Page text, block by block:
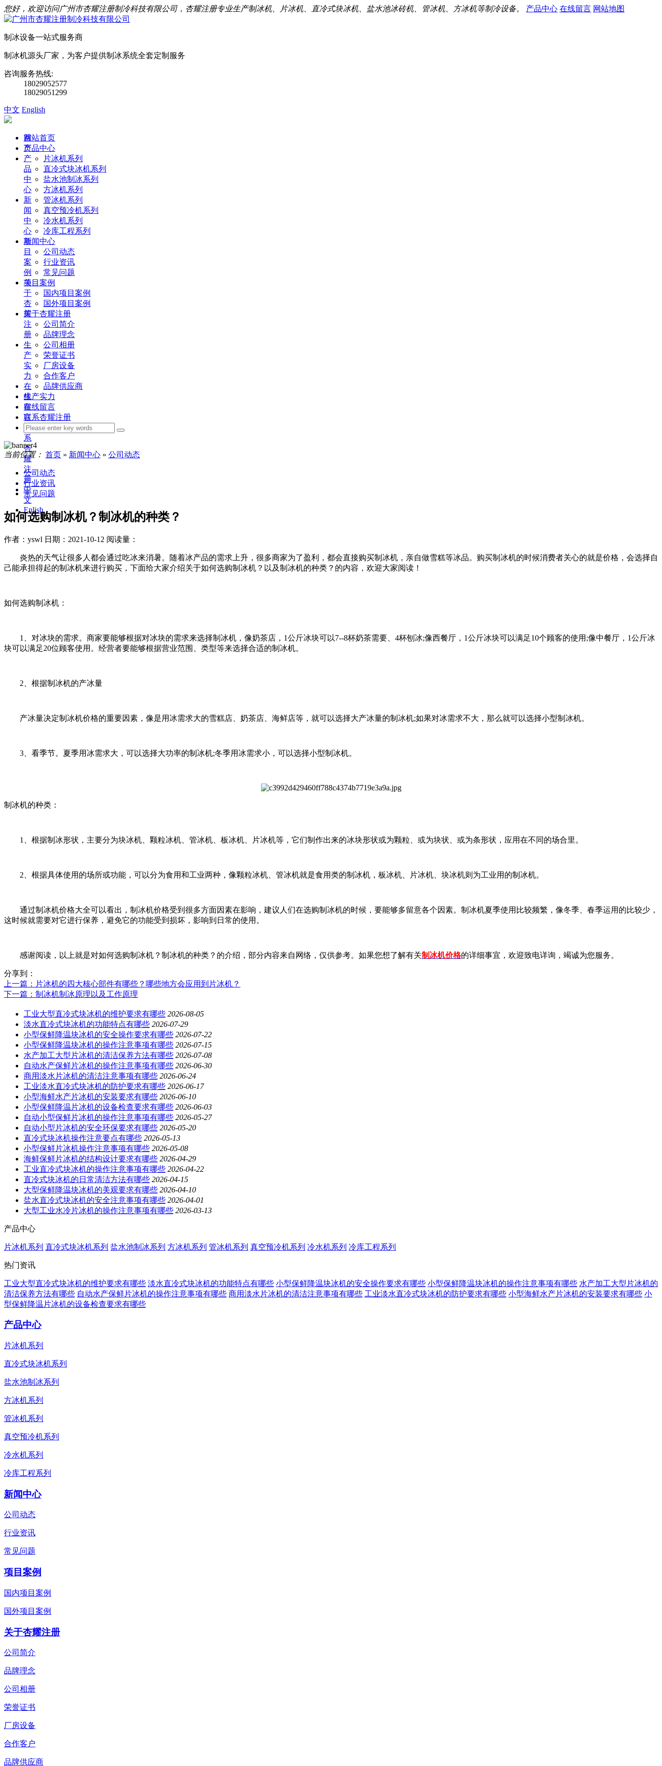
您好，欢迎访问广州市杏耀注册制冷科技有限公司，杏耀注册专业生产制冰机、片冰机、直冷式块冰机、盐水池冰砖机、管冰机、方冰机等制冷设备。 产品中心 在线留言 网站地图
制冰设备一站式服务商
制冰机源头厂家，为客户提供制冰系统全套定制服务
咨询服务热线:
18029052577
18029051299
中文 English
首
页
产
品
中
心
新
闻
中
心
项
目
案
例
关
于
杏
耀
注
册
生
产
实
力
在
线
留
言
联
系
杏
耀
注
册
中
文
Enlish
网站首页
产品中心
片冰机系列
直冷式块冰机系列
盐水池制冰系列
方冰机系列
管冰机系列
真空预冷机系列
冷水机系列
冷库工程系列
新闻中心
公司动态
行业资讯
常见问题
项目案例
国内项目案例
国外项目案例
关于杏耀注册
公司简介
品牌理念
公司相册
荣誉证书
厂房设备
合作客户
品牌供应商
生产实力
在线留言
联系杏耀注册
当前位置： 首页 » 新闻中心 » 公司动态
公司动态
行业资讯
常见问题
如何选购制冰机？制冰机的种类？
作者：yswl 日期：2021-10-12 阅读量：
炎热的天气让很多人都会通过吃冰来消暑。随着冰产品的需求上升，很多商家为了盈利，都会直接购买制冰机，亲自做雪糕等冰品。购买制冰机的时候消费者关心的就是价格，会选择自
己能承担得起的制冰机来进行购买，下面给大家介绍关于如何选购制冰机？以及制冰机的种类？的内容，欢迎大家阅读！
如何选购制冰机：
1、对冰块的需求。商家要能够根据对冰块的需求来选择制冰机，像奶茶店，1公斤冰块可以7--8杯奶茶需要、4杯刨冰;像西餐厅，1公斤冰块可以满足10个顾客的使用;像中餐厅，1公斤冰
块可以满足20位顾客使用。经营者要能够根据营业范围、类型等来选择合适的制冰机。
2、根据制冰机的产冰量
产冰量决定制冰机价格的重要因素，像是用冰需求大的雪糕店、奶茶店、海鲜店等，就可以选择大产冰量的制冰机;如果对冰需求不大，那么就可以选择小型制冰机。
3、看季节。夏季用冰需求大，可以选择大功率的制冰机;冬季用冰需求小，可以选择小型制冰机。
制冰机的种类：
1、根据制冰形状，主要分为块冰机、颗粒冰机、管冰机、板冰机、片冰机等，它们制作出来的冰块形状或为颗粒、或为块状、或为条形状，应用在不同的场合里。
2、根据具体使用的场所或功能，可以分为食用和工业两种，像颗粒冰机、管冰机就是食用类的制冰机，板冰机、片冰机、块冰机则为工业用的制冰机。
通过制冰机价格大全可以看出，制冰机价格受到很多方面因素在影响，建议人们在选购制冰机的时候，要能够多留意各个因素。制冰机夏季使用比较频繁，像冬季、春季运用的比较少，
这时候就需要对它进行保养，避免它的功能受到损坏，影响到日常的使用。
感谢阅读，以上就是对如何选购制冰机？制冰机的种类？的介绍，部分内容来自网络，仅供参考。如果您想了解有关制冰机价格的详细事宜，欢迎致电详询，竭诚为您服务。
分享到：
上一篇 ：片冰机的四大核心部件有哪些？哪些地方会应用到片冰机？
下一篇 ：制冰机制冰原理以及工作原理
工业大型直冷式块冰机的维护要求有哪些 2026-08-05
淡水直冷式块冰机的功能特点有哪些 2026-07-29
小型保鲜降温块冰机的安全操作要求有哪些 2026-07-22
小型保鲜降温块冰机的操作注意事项有哪些 2026-07-15
水产加工大型片冰机的清洁保养方法有哪些 2026-07-08
自动水产保鲜片冰机的操作注意事项有哪些 2026-06-30
商用淡水片冰机的清洁注意事项有哪些 2026-06-24
工业淡水直冷式块冰机的防护要求有哪些 2026-06-17
小型海鲜水产片冰机的安装要求有哪些 2026-06-10
小型保鲜降温片冰机的设备检查要求有哪些 2026-06-03
自动小型保鲜片冰机的操作注意事项有哪些 2026-05-27
自动小型片冰机的安全环保要求有哪些 2026-05-20
直冷式块冰机操作注意要点有哪些 2026-05-13
小型保鲜片冰机操作注意事项有哪些 2026-05-08
海鲜保鲜片冰机的结构设计要求有哪些 2026-04-29
工业直冷式块冰机的操作注意事项有哪些 2026-04-22
直冷式块冰机的日常清洁方法有哪些 2026-04-15
大型保鲜降温块冰机的美观要求有哪些 2026-04-10
盐水直冷式块冰机的安全注意事项有哪些 2026-04-01
大型工业水冷片冰机的操作注意事项有哪些 2026-03-13
产品中心
片冰机系列 直冷式块冰机系列 盐水池制冰系列 方冰机系列 管冰机系列 真空预冷机系列 冷水机系列 冷库工程系列
热门资讯
工业大型直冷式块冰机的维护要求有哪些 淡水直冷式块冰机的功能特点有哪些 小型保鲜降温块冰机的安全操作要求有哪些 小型保鲜降温块冰机的操作注意事项有哪些 水产加工大型片冰机的
清洁保养方法有哪些 自动水产保鲜片冰机的操作注意事项有哪些 商用淡水片冰机的清洁注意事项有哪些 工业淡水直冷式块冰机的防护要求有哪些 小型海鲜水产片冰机的安装要求有哪些 小
型保鲜降温片冰机的设备检查要求有哪些
产品中心
片冰机系列
直冷式块冰机系列
盐水池制冰系列
方冰机系列
管冰机系列
真空预冷机系列
冷水机系列
冷库工程系列
新闻中心
公司动态
行业资讯
常见问题
项目案例
国内项目案例
国外项目案例
关于杏耀注册
公司简介
品牌理念
公司相册
荣誉证书
厂房设备
合作客户
品牌供应商